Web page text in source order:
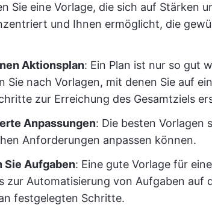
Sie eine Vorlage, die sich auf Stärken
und Ihnen ermöglicht, die
Aktionsplan: Ein Plan ist nur so gut
Sie nach Vorlagen, mit denen Sie auf
zur Erreichung des Gesamtziels
Anpassungen: Die besten Vorlagen
Anforderungen anpassen können.
Sie Aufgaben: Eine gute Vorlage für
zur Automatisierung von Aufgaben auf
festgelegten Schritte.